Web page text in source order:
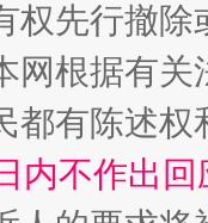
权先行撤
网根据有
都有陈述
内不作出